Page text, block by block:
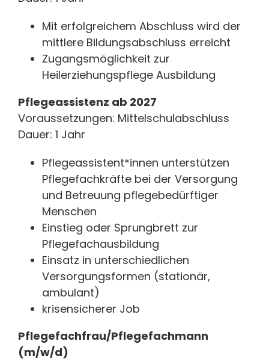
Mit erfolgreichem Abschluss wird der
mittlere Bildungsabschluss erreicht
Zugangsmöglichkeit zur
Heilerziehungspflege Ausbildung
Pflegeassistenz ab 2027
Voraussetzungen: Mittelschulabschluss
Dauer: 1 Jahr
Pflegeassistent*innen unterstützen
Pflegefachkräfte bei der Versorgung
und Betreuung pflegebedürftiger
Menschen
Einstieg oder Sprungbrett zur
Pflegefachausbildung
Einsatz in unterschiedlichen
Versorgungsformen (stationär,
ambulant)
krisensicherer Job
Pflegefachfrau/Pflegefachmann
(m/w/d)